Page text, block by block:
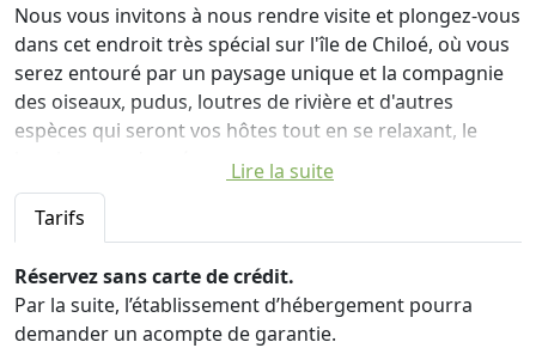
Nous vous invitons à nous rendre visite et plongez-vous
dans cet endroit très spécial sur l'île de Chiloé, où vous
serez entouré par un paysage unique et la compagnie
des oiseaux, pudus, loutres de rivière et d'autres
espèces qui seront vos hôtes tout en se relaxant, le
Avec nous, vous pouvez vivre dans la magnifique
ecolodge et profiter des repas traditionnels chiliens.
A Chepu Adventures, nous sommes fiers d'offrir en
toute sécurité et à faible impact des activités de plein
air comme le kayak à l'aube, trekking, observation des
oiseaux, observation des mammifères et de la
Lire la suite
Tarifs
Réservez sans carte de crédit.
Par la suite, l’établissement d’hébergement pourra
demander un acompte de garantie.